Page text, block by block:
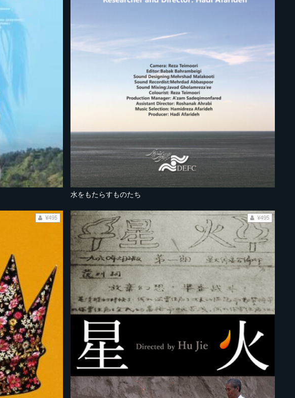
水をもたらすものたち
¥495 ¥495